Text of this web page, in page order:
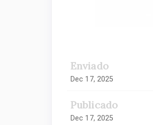
Enviado
Dec 17, 2025
Publicado
Dec 17, 2025